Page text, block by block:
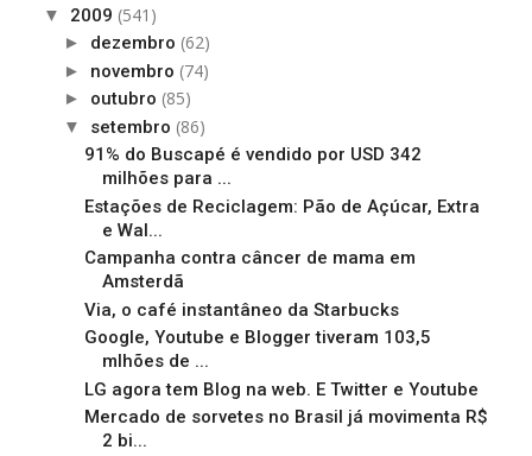
▼ 2009 (541)
► dezembro (62)
► novembro (74)
► outubro (85)
▼ setembro (86)
91% do Buscapé é vendido por USD 342
milhões para ...
Estações de Reciclagem: Pão de Açúcar, Extra
e Wal...
Campanha contra câncer de mama em
Amsterdã
Via, o café instantâneo da Starbucks
Google, Youtube e Blogger tiveram 103,5
mlhões de ...
LG agora tem Blog na web. E Twitter e Youtube
Mercado de sorvetes no Brasil já movimenta R$
2 bi...